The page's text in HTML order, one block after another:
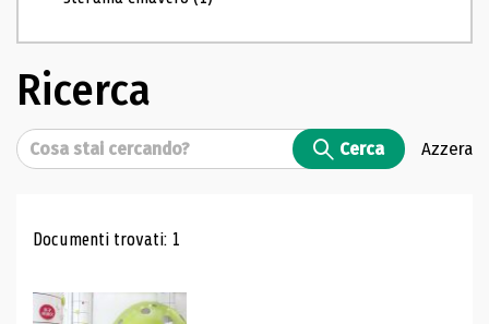
Ricerca
Cerca Cerca Azzera
Risultati di ricerca
Documenti trovati: 1